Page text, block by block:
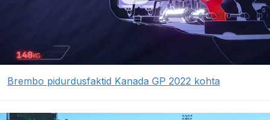
Brembo pidurdusfaktid Kanada GP 2022 kohta